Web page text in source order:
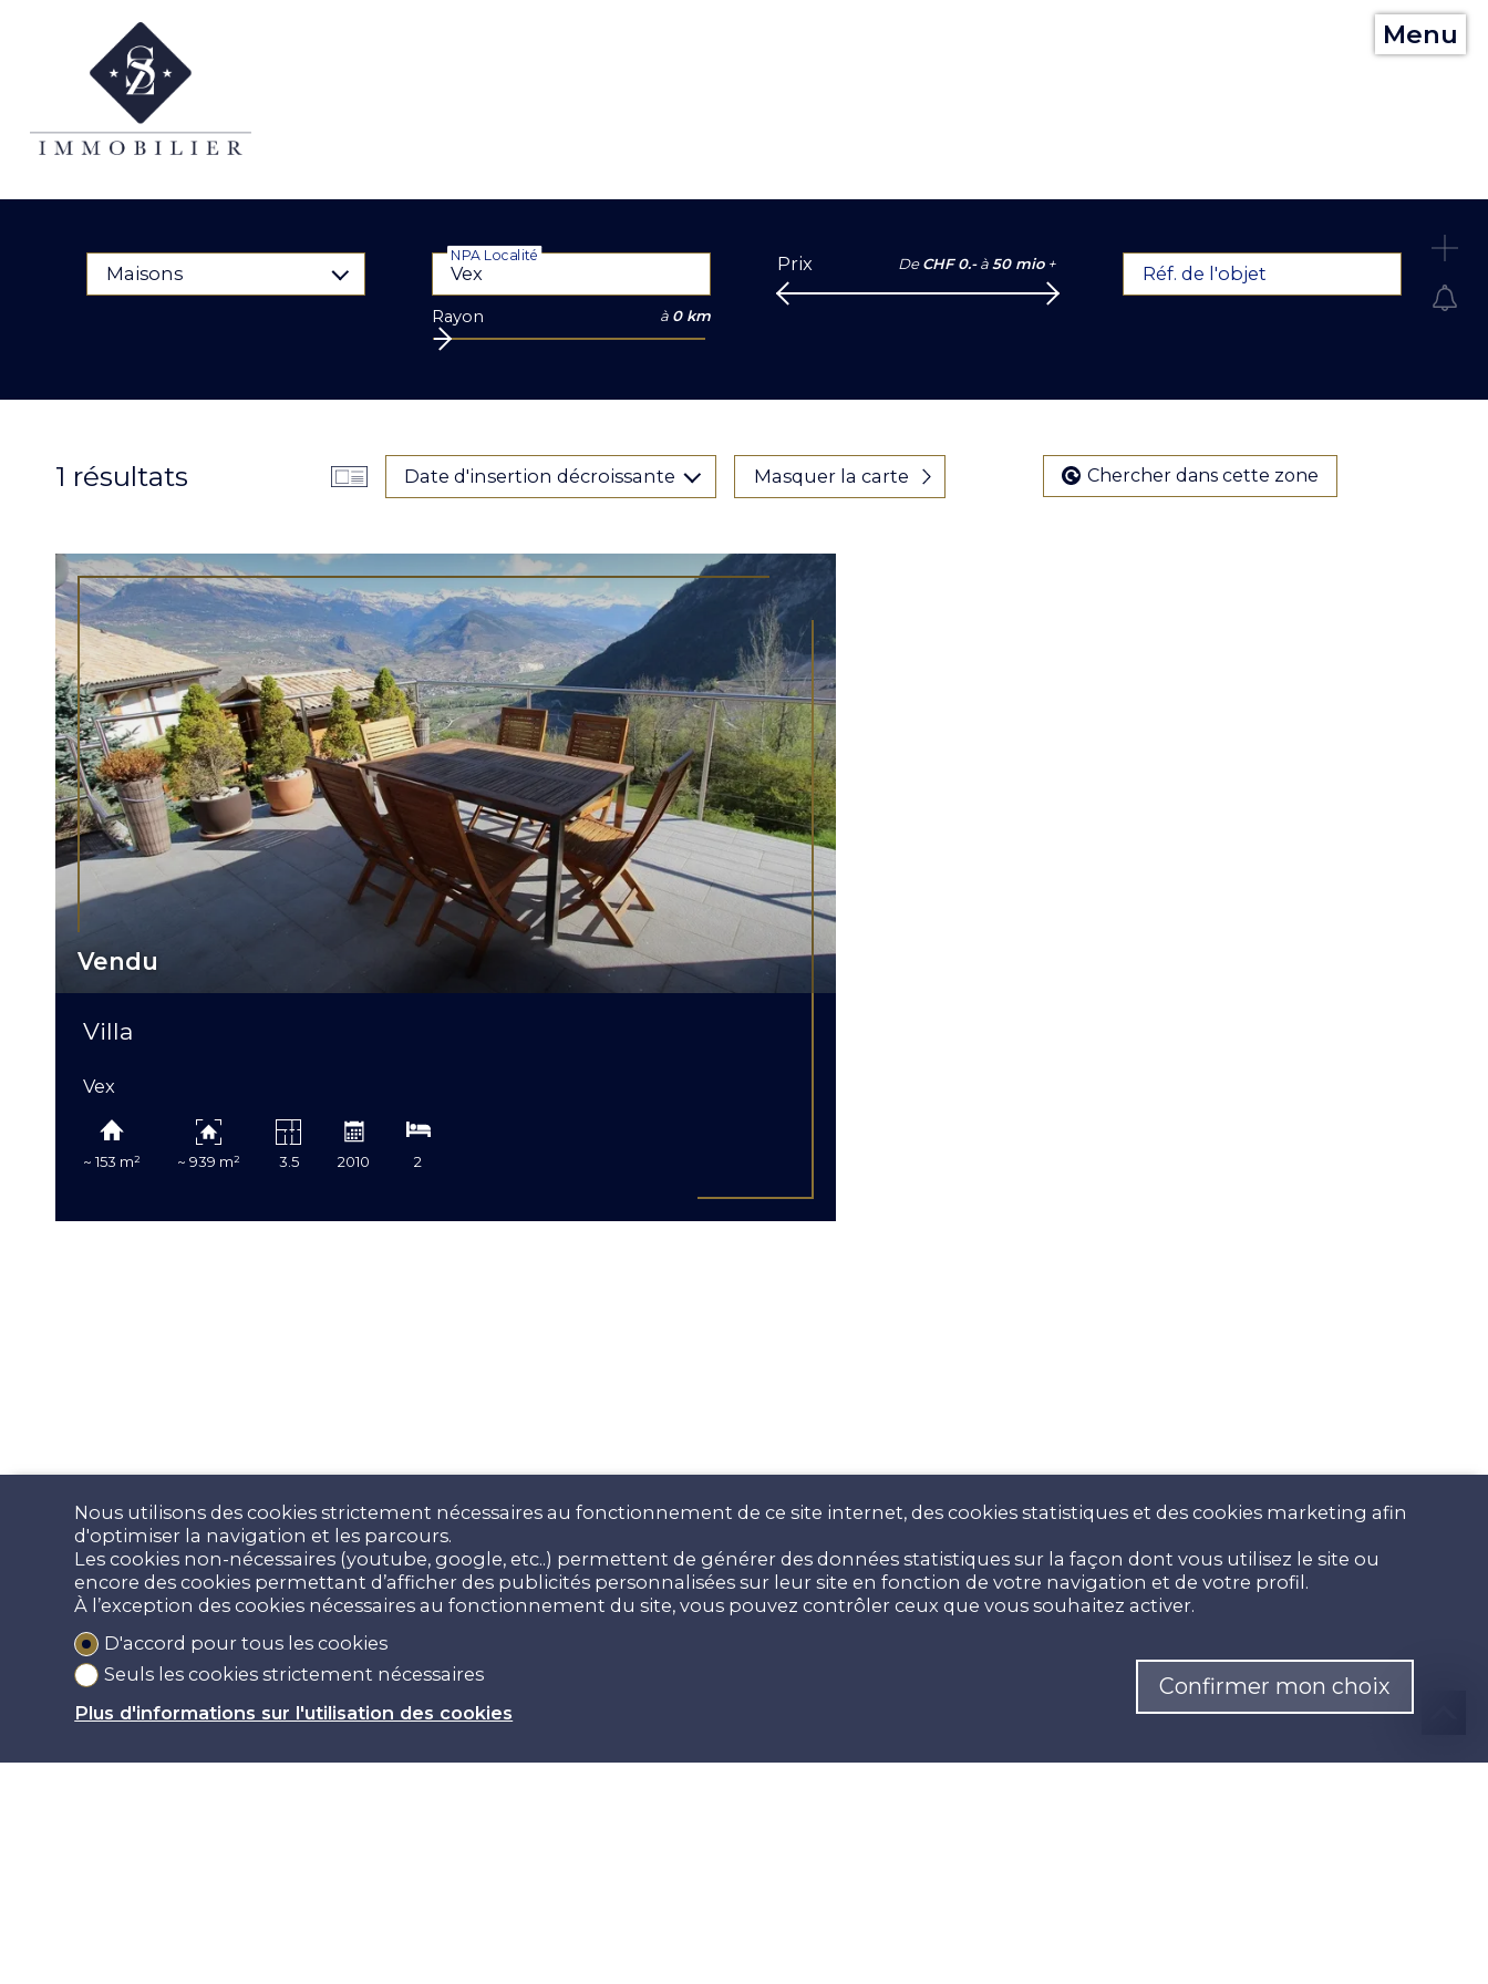
Menu
Maisons
NPA Localité
Rayon à 0 km
Prix De CHF 0.- à50 mio + Réf. de l'objet
1 résultats Date d'insertion décroissante Masquer la carte
Vendu
Villa
Vex
~ 153 m² ~ 939 m² 3.5 2010 2
Chercher dans cette zone
Nous utilisons des cookies strictement nécessaires au fonctionnement de ce site internet, des cookies statistiques et des cookies marketing afin
d'optimiser la navigation et les parcours.
Les cookies non-nécessaires (youtube, google, etc..) permettent de générer des données statistiques sur la façon dont vous utilisez le site ou
encore des cookies permettant d’afficher des publicités personnalisées sur leur site en fonction de votre navigation et de votre profil.
À l’exception des cookies nécessaires au fonctionnement du site, vous pouvez contrôler ceux que vous souhaitez activer.
D'accord pour tous les cookies
Seuls les cookies strictement nécessaires
Plus d'informations sur l'utilisation des cookies
Confirmer mon choix